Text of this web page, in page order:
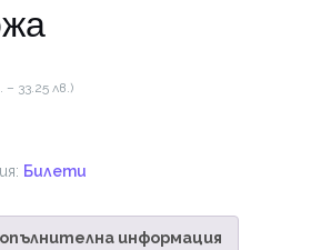
– 33.25 лв.)
Билети
информация